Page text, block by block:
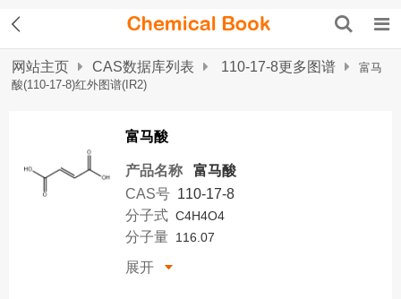
网站主页 CAS数据库列表 110-17-8更多图谱
富马
酸(110-17-8)红外图谱(IR2)
富马酸
产品名称
富马酸
CAS号 110-17-8
分子式 C4H4O4
分子量 116.07
展开